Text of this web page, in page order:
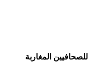
المغاربة